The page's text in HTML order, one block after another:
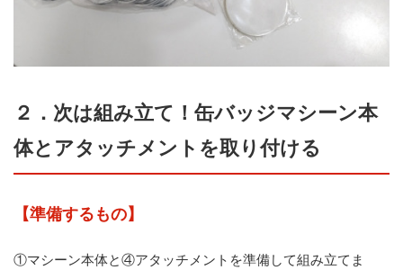
２．次は組み立て！缶バッジマシーン本
体とアタッチメントを取り付ける
【準備するもの】
①マシーン本体と④アタッチメントを準備して組み立てま